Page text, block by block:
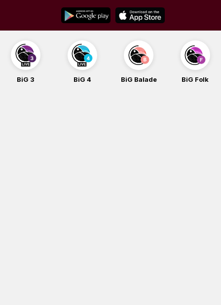
content
BiG 4 BiG Balade BiG Folk BiG iG